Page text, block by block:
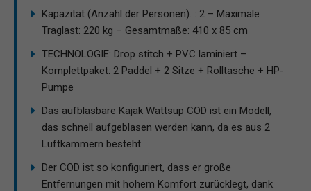
Kapazität (Anzahl der Personen). : 2 – Maximale
Traglast: 220 kg – Gesamtmaße: 410 x 85 cm
TECHNOLOGIE: Drop stitch + PVC laminiert –
Komplettpaket: 2 Paddel + 2 Sitze + Rolltasche + HP-
Pumpe
Das aufblasbare Kajak Wattsup COD ist ein Modell,
das schnell aufgeblasen werden kann, da es aus 2
Luftkammern besteht.
Der COD ist so konfiguriert, dass er große
Entfernungen mit hohem Komfort zurücklegt, dank